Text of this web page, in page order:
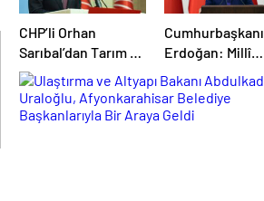
CHP’li Orhan
Sarıbal’dan Tarım ve
Ekonomi Eleştirisi:
Çiftçi Kaderiyle Baş
Başa Kaldı
Cumhurbaşkanı
Erdoğan: Millî
Dayanışma ve
Toplumsal
Bütünleşmenin